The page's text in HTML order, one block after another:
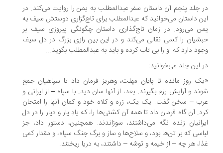
در جلد پنجم آن داستان سفر عبدالمطلب به یمن را روایت می‌کند. در
این داستان می‌خوانید که عبدالمطلب برای تاج‌گزاری دوستش سیف به
یمن می‌رود. در زمان تاج‌گذاری داستان چگونگی پیروزی سیف بر
حبشیان را کسی نقالی می‌کند و در این بین رازی بزرگ در دل سیف
وجود دارد که او را بی تاب کرده و باید به عبدالمطلب بگوید...
در این جلد می‌خوانید:
«یک روز مانده تا پایان مهلت، وهریز فرمان داد تا سپاهیان جمع
شوند و آرایش رزم بگیرند. بعد، از آنها سان دید. با سپاه – از ایرانی و
عرب – سخن گفت. یک یک، زره و کلاه خود و کمان آنها را امتحان
کرد. آن گاه فرمان داد تا همه آن کشتی‌ها را، که یادِ یار و دیار را در دل
ایرانیان زنده نگه می‌داشتند، سوزاندند. همچنین، دستور داد، جز
لباسی که بر تن‌ها بود، و سلاح‌ها و ساز و برگ جنگ سپاه، و مقدار کمی
غذا، هر چه – از خیمه و توشه – داشتند، به دریا ریختند.